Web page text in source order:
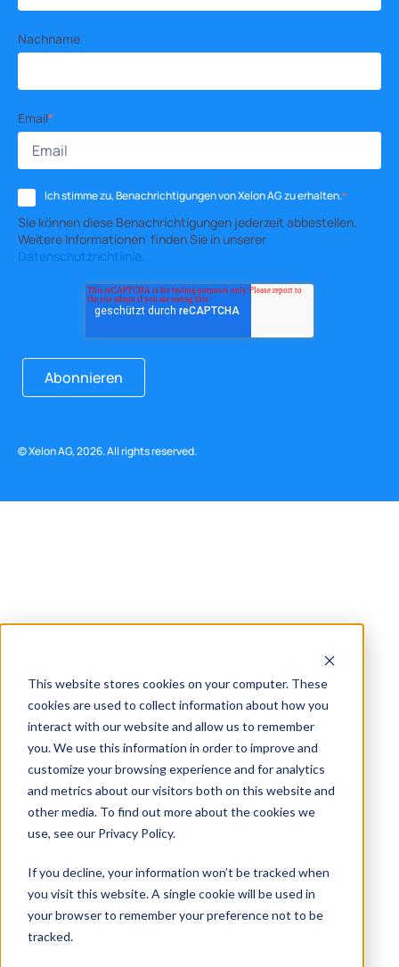
This website stores cookies on your computer. These
cookies are used to collect information about how you
interact with our website and allow us to remember
you. We use this information in order to improve and
customize your browsing experience and for analytics
and metrics about our visitors both on this website and
other media. To find out more about the cookies we
use, see our Privacy Policy.
If you decline, your information won’t be tracked when
you visit this website. A single cookie will be used in
your browser to remember your preference not to be
tracked.
Nachname
Email*
Ich stimme zu, Benachrichtigungen von Xelon AG zu erhalten.*
Sie können diese Benachrichtigungen jederzeit abbestellen.
Weitere Informationen finden Sie in unserer
Datenschutzrichtlinie.
© Xelon AG, 2026. All rights reserved.